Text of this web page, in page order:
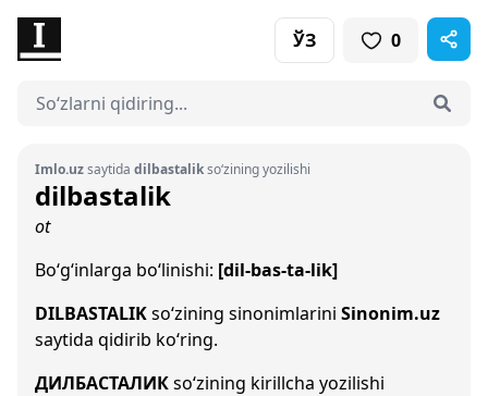
ЎЗ 0
Imlo.uzsaytida dilbastalikso‘zining yozilishi
dilbastalik
ot
Bo‘g‘inlarga bo‘linishi: [dil-bas-ta-lik]
DILBASTALIKso‘zining sinonimlarini Sinonim.uz
saytida qidirib ko‘ring.
ДИЛБАСТАЛИКso‘zining kirillcha yozilishi